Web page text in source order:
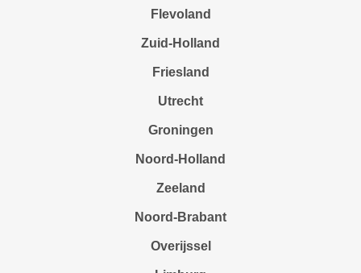
Flevoland
Zuid-Holland
Friesland
Utrecht
Groningen
Noord-Holland
Zeeland
Noord-Brabant
Overijssel